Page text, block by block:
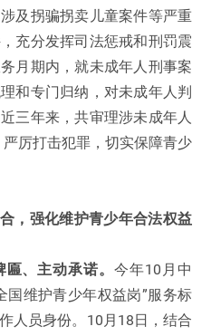
及拐骗拐卖儿童案件等严重
充分发挥司法惩戒和刑罚震
月期内，就未成年人刑事案
和专门归纳，对未成年人判
三年来，共审理涉未成年人
厉打击犯罪，切实保障青少
，强化维护青少年合法权益
匾、主动承诺。今年10月中
国维护青少年权益岗”服务标
人员身份。10月18日，结合